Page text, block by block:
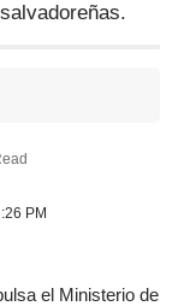
PM
el Ministerio de